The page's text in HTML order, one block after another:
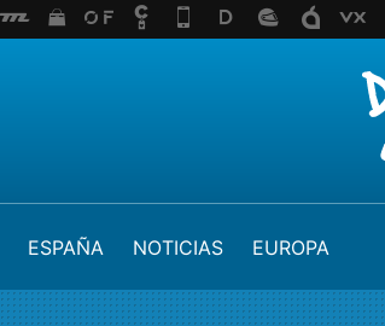
ESPAÑA NOTICIAS EUROPA